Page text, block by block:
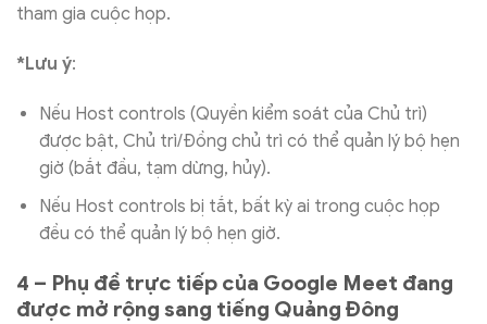
tham gia cuộc họp.
*Lưu ý:
Nếu Host controls (Quyền kiểm soát của Chủ trì)
được bật, Chủ trì/Đồng chủ trì có thể quản lý bộ hẹn
giờ (bắt đầu, tạm dừng, hủy).
Nếu Host controls bị tắt, bất kỳ ai trong cuộc họp
đều có thể quản lý bộ hẹn giờ.
4 – Phụ đề trực tiếp của Google Meet đang
được mở rộng sang tiếng Quảng Đông